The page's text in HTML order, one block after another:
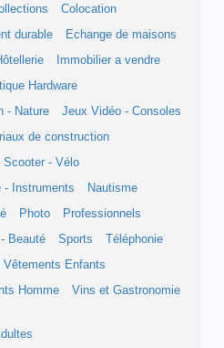
Colocation
durable
Echange de maisons
Immobilier a vendre
Hardware
- Nature
Jeux Vidéo - Consoles
de construction
Scooter - Vélo
- Instruments
Nautisme
Photo
Professionnels
Beauté Sports
Téléphonie
Vêtements Enfants
Homme Vins et Gastronomie